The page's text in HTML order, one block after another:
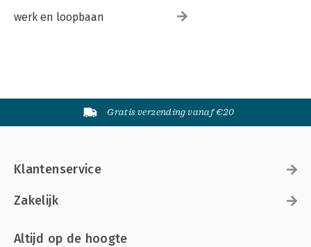
werk en loopbaan
Gratis verzending vanaf €20
Klantenservice
Zakelijk
Altijd op de hoogte